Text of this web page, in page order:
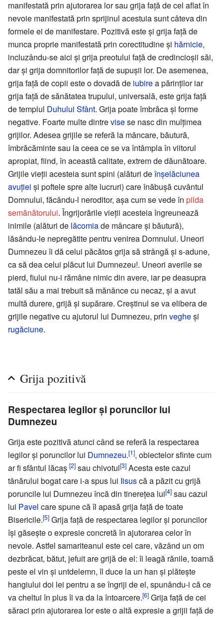
manifestată prin ajutorarea lor sau grija faţă de cel aflat în
nevoie manifestată prin sprijinul acestuia sunt câteva din
formele ei de manifestare. Pozitivă este şi grija faţă de
munca proprie manifestată prin corectitudine şi hărnicie,
incluzându-se aici şi grija preotului faţă de credincioşii săi,
dar şi grija domnitorilor faţă de supuşii lor. De asemenea,
grija faţă de copii este o dovadă de iubirea părinţilor iar
grija faţă de sănătatea trupului, universală, este grija faţă
de templul Duhului Sfânt. Grija poate îmbrăca şi forme
negative. Foarte multe dintrevisese nasc din mulţimea
grijilor. Adesea grijile se referă la mâncare, băutură,
îmbrăcăminte sau la ceea ce se va întâmpla în viitorul
apropiat, fiind, în această calitate, extrem de dăunătoare.
Grijile vieţii acesteia sunt spini (alături deînşelăciunea
avuţiei şi poftele spre alte lucruri) care înăbuşă cuvântul
Domnului, făcându-l neroditor, aşa cum se vede în pilda
semănătorului. Îngrijorările vieţii acesteia îngreunează
inimile (alături de lăcomiade mâncare şi băutură),
lăsându-le nepregătite pentru venirea Domnului. Uneori
Dumnezeu îi dă celui păcătos grija să strângă şi s-adune,
ca să dea celui plăcut lui Dumnezeu!. Uneori averile se
pierd, fiului nu-i rămâne nimic din avere, iar pe deasupra
tatăl său a mai trebuit să mănânce cu necaz, şi a avut
multă durere, grijă şi supărare. Creştinul se va elibera de
grijile negative cu ajutorul lui Dumnezeu, prin vegheşi
rugăciune.
Grija pozitivă
Respectarea legilor şi poruncilor lui
Dumnezeu
Grija este pozitivă atunci când se referă la respectarea
legilor şi poruncilor lui Dumnezeu.[1], obiectelor sfinte cum
ar fi sfântul lăcaş [2] sau chivotul[3] Acesta este cazul
tânărului bogat care i-a spus lui Iisuscă a păzit cu grijă
poruncile lui Dumnezeu încă din tinereţea lui[4] sau cazul
lui Pavel care spune că îl apasă grija faţă de toate
Bisericile.[5] Grija faţă de respectarea legilor şi poruncilor
îşi găseşte o expresie concretă în ajutorarea celor în
nevoie. Astfel samariteanul este cel care, văzând un om
dezbrăcat, bătut, jefuit are grijă de el: îi leagă rănile, toarnă
peste el vin şi untdelemn, îl duce la un han şi plăteşte
hangiului doi lei pentru a se îngriji de el, spunându-i că ce
va cheltui în plus îi va da la întoarcere.[6] Grija faţă de cei
săraci prin ajutorarea lor este o altă expresie a grijii faţă de